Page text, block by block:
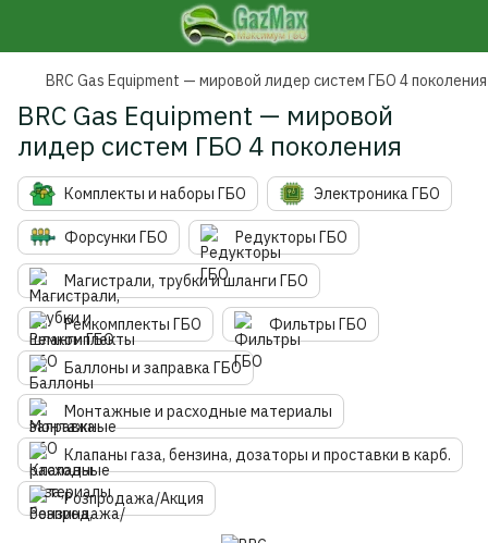
BRC Gas Equipment — мировой лидер систем ГБО 4 поколения
BRC Gas Equipment — мировой
лидер систем ГБО 4 поколения
Комплекты и наборы ГБО Электроника ГБО
Форсунки ГБО Редукторы ГБО
Магистрали, трубки и шланги ГБО
Ремкомплекты ГБО Фильтры ГБО
Баллоны и заправка ГБО
Монтажные и расходные материалы
Клапаны газа, бензина, дозаторы и проставки в карб.
Розпродажа/Акция